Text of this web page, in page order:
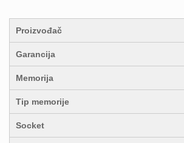
Proizvođač
Garancija
Memorija
Tip memorije
Socket